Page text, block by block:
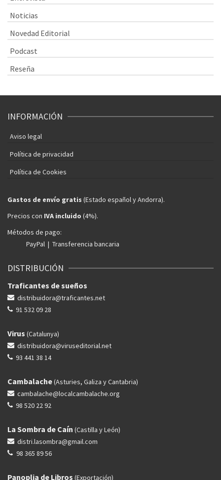
Noticias
Novedad Editorial
Podcast
Reseña
INFORMACIÓN
Aviso legal
Política de privacidad
Política de Cookies
Gastos de envío gratis (Estado español y Andorra).
Precios con IVA incluido (4%).
Métodos de pago:
PayPal | Transferencia bancaria
DISTRIBUCIÓN
Traficantes de sueños
distribuidora@traficantes.net
91 532 09 28
Virus (Catalunya)
distribuidora@viruseditorial.net
93 441 38 14
Cambalache(Asturies, Galiza y Cantabria)
cambalache@localcambalache.org
98 520 22 92
La Sombra de Caín (Castilla y León)
distri.lasombra@gmail.com
98 365 89 56
Panoplia de Libros (Exportación)